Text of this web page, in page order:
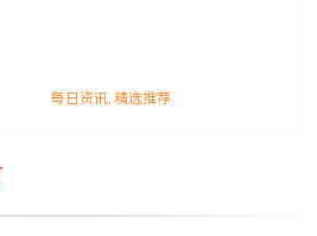
每日资讯,精选推荐